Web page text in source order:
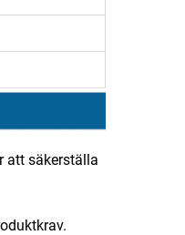
att säkerställa